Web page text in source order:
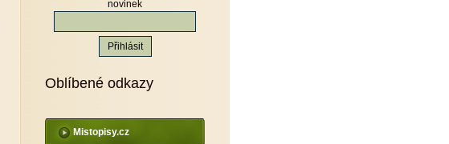
novinek
Oblíbené odkazy
Mistopisy.cz